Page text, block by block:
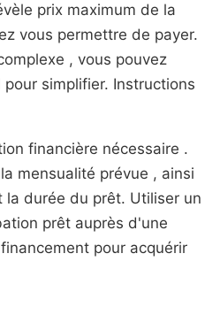
prix maximum de la
vous permettre de payer.
, vous pouvez
simplifier. Instructions
financière nécessaire .
mensualité prévue , ainsi
durée du prêt. Utiliser un
prêt auprès d'une
pour acquérir